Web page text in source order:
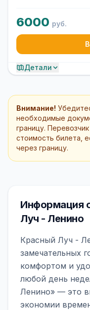
6000 руб.
Детали
Внимание!
необходимые
границу.
стоимость билета,
через границу.
Информация
Луч - Ленино
Красный Луч -
замечательных
комфортом и
любой день
Ленино» — это
экономии